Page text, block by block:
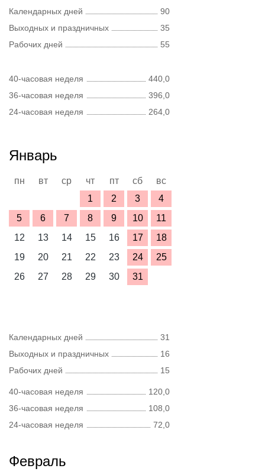
Календарных дней
90
Выходных и праздничных
35
Рабочих дней
55
40-часовая неделя
440,0
36-часовая неделя
396,0
24-часовая неделя
264,0
Январь
пн вт ср чт пт сб
вс
1
2 3
4
5
6 7 8 9 10
11
12
13 14 15 16 17
18
19
20 21 22 23 24
25
26
27 28 29 30 31
Календарных дней
31
Выходных и праздничных
16
Рабочих дней
15
40-часовая неделя
120,0
36-часовая неделя
108,0
24-часовая неделя
72,0
Февраль